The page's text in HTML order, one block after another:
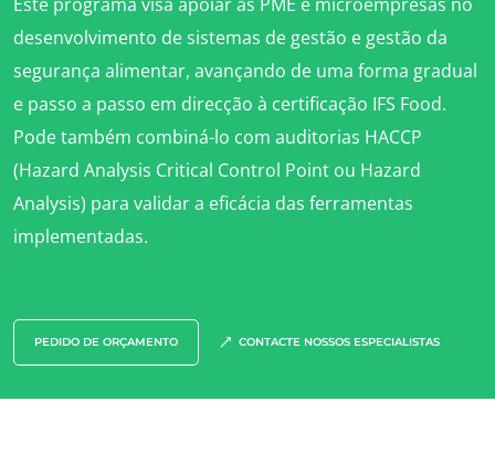
desenvolvimento de sistemas de gestão e gestão da
segurança alimentar, avançando de uma forma gradual
e passo a passo em direcção à certificação IFS Food.
Pode também combiná-lo com auditorias HACCP
(Hazard Analysis Critical Control Point ou Hazard
Analysis) para validar a eficácia das ferramentas
implementadas.
PEDIDO DE ORÇAMENTO CONTACTE NOSSOS ESPECIALISTAS